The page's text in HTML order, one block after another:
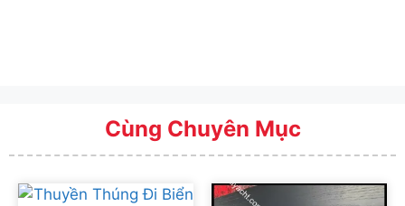
Cùng Chuyên Mục